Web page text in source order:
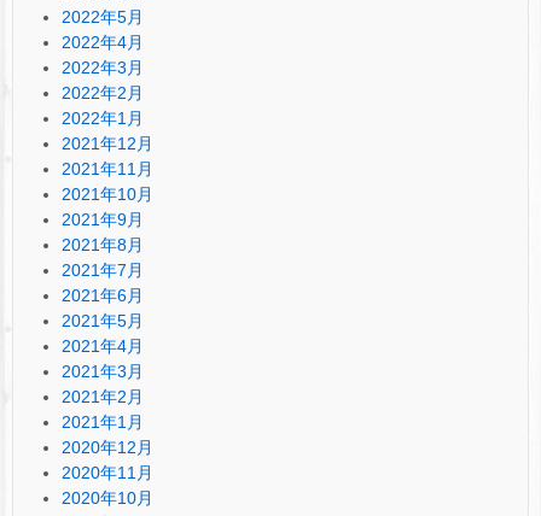
2022年5月
2022年4月
2022年3月
2022年2月
2022年1月
2021年12月
2021年11月
2021年10月
2021年9月
2021年8月
2021年7月
2021年6月
2021年5月
2021年4月
2021年3月
2021年2月
2021年1月
2020年12月
2020年11月
2020年10月